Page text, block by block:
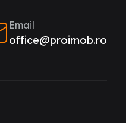
Email
office@proimob.ro